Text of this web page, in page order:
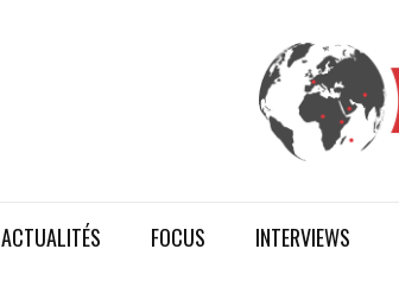
ACTUALITÉS FOCUS INTERVIEWS